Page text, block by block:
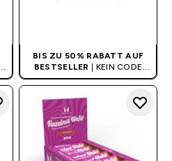
BIS ZU 50% RABATT AUF
BESTSELLER
| KEIN CODE
BENÖTIGT